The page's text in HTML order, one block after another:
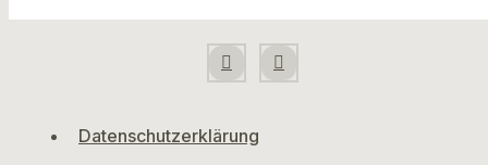
Datenschutzerklärung